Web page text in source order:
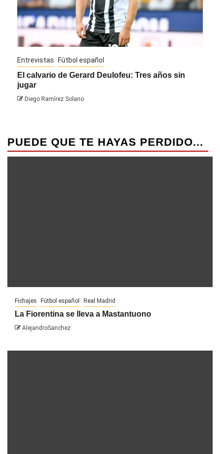
Entrevistas Fútbol español
El calvario de Gerard Deulofeu: Tres años sin
jugar
Diego Ramírez Solano
PUEDE QUE TE HAYAS PERDIDO...
Fichajes Fútbol español Real Madrid
La Fiorentina se lleva a Mastantuono
AlejandroSanchez